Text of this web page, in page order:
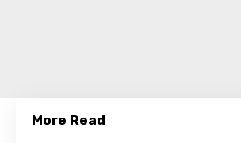
More Read